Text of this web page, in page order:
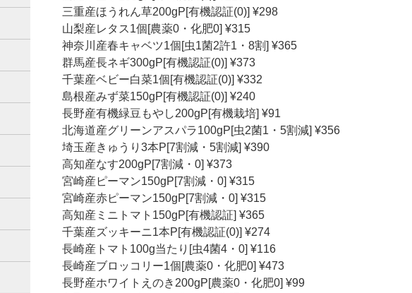
三重産ほうれん草200gP[有機認証(0)] ¥298
山梨産レタス1個[農薬0・化肥0] ¥315
神奈川産春キャベツ1個[虫1菌2許1・8割] ¥365
群馬産長ネギ300gP[有機認証(0)] ¥373
千葉産ベビー白菜1個[有機認証(0)] ¥332
島根産みず菜150gP[有機認証(0)] ¥240
長野産有機緑豆もやし200gP[有機栽培] ¥91
北海道産グリーンアスパラ100gP[虫2菌1・5割減] ¥356
埼玉産きゅうり3本P[7割減・5割減] ¥390
高知産なす200gP[7割減・0] ¥373
宮崎産ピーマン150gP[7割減・0] ¥315
宮崎産赤ピーマン150gP[7割減・0] ¥315
高知産ミニトマト150gP[有機認証] ¥365
千葉産ズッキーニ1本P[有機認証(0)] ¥274
長崎産トマト100g当たり[虫4菌4・0] ¥116
長崎産ブロッコリー1個[農薬0・化肥0] ¥473
長野産ホワイトえのき200gP[農薬0・化肥0] ¥99